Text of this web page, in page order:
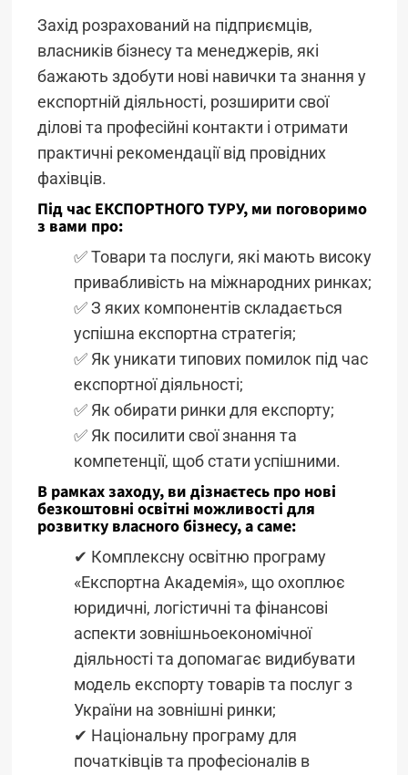
Захід розрахований на підприємців,
власників бізнесу та менеджерів, які
бажають здобути нові навички та знання у
експортній діяльності, розширити свої
ділові та професійні контакти і отримати
практичні рекомендації від провідних
фахівців.
Під час ЕКСПОРТНОГО ТУРУ, ми поговоримо
з вами про:
✅ Товари та послуги, які мають високу
привабливість на міжнародних ринках;
✅ З яких компонентів складається
успішна експортна стратегія;
✅ Як уникати типових помилок під час
експортної діяльності;
✅ Як обирати ринки для експорту;
✅ Як посилити свої знання та
компетенції, щоб стати успішними.
В рамках заходу, ви дізнаєтесь про нові
безкоштовні освітні можливості для
розвитку власного бізнесу, а саме:
✔ Комплексну освітню програму
«Експортна Академія», що охоплює
юридичні, логістичні та фінансові
аспекти зовнішньоекономічної
діяльності та допомагає видибувати
модель експорту товарів та послуг з
України на зовнішні ринки;
✔ Національну програму для
початківців та професіоналів в